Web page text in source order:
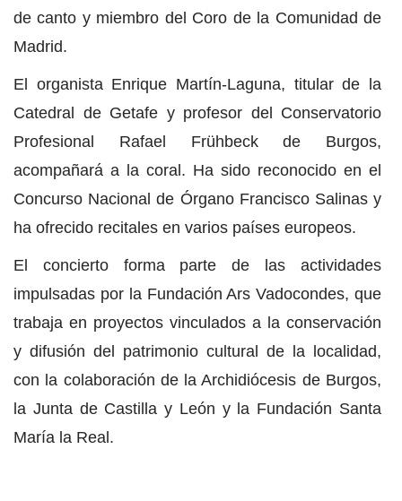
de canto y miembro del Coro de la Comunidad de
Madrid.
El organista Enrique Martín-Laguna, titular de la
Catedral de Getafe y profesor del Conservatorio
Profesional Rafael Frühbeck de Burgos,
acompañará a la coral. Ha sido reconocido en el
Concurso Nacional de Órgano Francisco Salinas y
ha ofrecido recitales en varios países europeos.
El concierto forma parte de las actividades
impulsadas por la Fundación Ars Vadocondes, que
trabaja en proyectos vinculados a la conservación
y difusión del patrimonio cultural de la localidad,
con la colaboración de la Archidiócesis de Burgos,
la Junta de Castilla y León y la Fundación Santa
María la Real.